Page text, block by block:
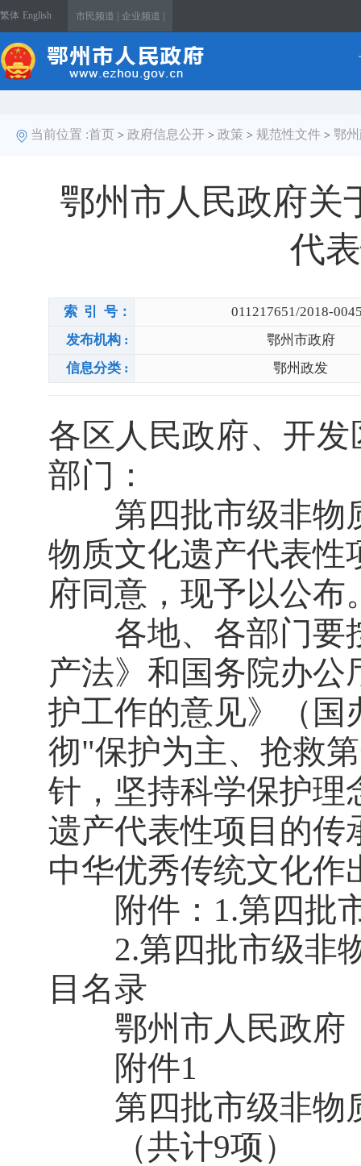
繁体 English 市民频道 | 企业频道 |
当前位置 :首页 > 政府信息公开 > 政策 > 规范性文件 > 鄂
鄂州市人民政府关
代
索 引 号：
011217651/2018-
发布机构 :
鄂州市政府
信息分类 :
鄂州政发
各区人民政府、开
部门：
第四批市级非物质
物质文化遗产代表性
府同意，现予以公布
各地、各部门要按
产法》和国务院办
护工作的意见》（国
彻"保护为主、抢救
针，坚持科学保护理
遗产代表性项目的传
中华优秀传统文化作
附件：1.第四批市
2.第四批市级非物
目名录
鄂州市人民政府
附件1
第四批市级非物
（共计9项）